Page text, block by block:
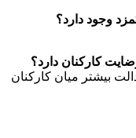
بیشتر میان کارکنان